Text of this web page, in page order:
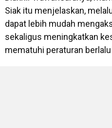
Siak itu menjelaskan,
dapat lebih mudah
sekaligus meningkatkan
mematuhi peraturan